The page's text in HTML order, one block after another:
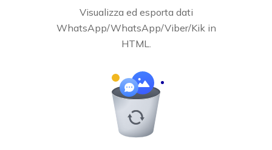
Visualizza ed esporta dati
WhatsApp/WhatsApp/Viber/Kik in
HTML.